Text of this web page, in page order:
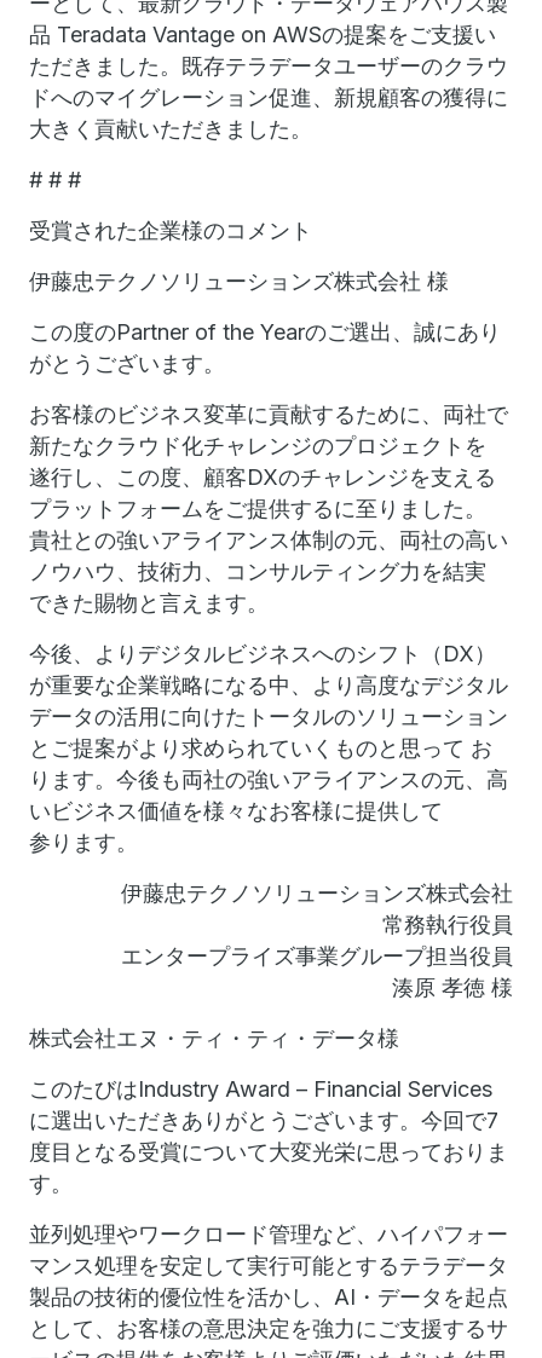
品 Teradata Vantage on AWSの提案をご支援い
ただきました。既存テラデータユーザーのクラウ
ドへのマイグレーション促進、新規顧客の獲得に
大きく貢献いただきました。
# # #
受賞された企業様のコメント
伊藤忠テクノソリューションズ株式会社 様
この度のPartner of the Yearのご選出、誠にあり
がとうございます。
お客様のビジネス変革に貢献するために、両社で
新たなクラウド化チャレンジのプロジェクトを
遂行し、この度、顧客DXのチャレンジを支える
プラットフォームをご提供するに至りました。
貴社との強いアライアンス体制の元、両社の高い
ノウハウ、技術力、コンサルティング力を結実
できた賜物と言えます。
今後、よりデジタルビジネスへのシフト（DX）
が重要な企業戦略になる中、より高度なデジタル
データの活用に向けたトータルのソリューション
とご提案がより求められていくものと思って お
ります。今後も両社の強いアライアンスの元、高
いビジネス価値を様々なお客様に提供して
参ります。
伊藤忠テクノソリューションズ株式会社
常務執行役員
エンタープライズ事業グループ担当役員
湊原 孝徳 様
株式会社エヌ・ティ・ティ・データ様
このたびはIndustry Award – Financial Services
に選出いただきありがとうございます。今回で7
度目となる受賞について大変光栄に思っておりま
す。
並列処理やワークロード管理など、ハイパフォー
マンス処理を安定して実行可能とするテラデータ
製品の技術的優位性を活かし、AI・データを起点
として、お客様の意思決定を強力にご支援するサ